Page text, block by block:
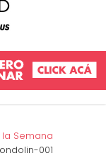
Semana
001